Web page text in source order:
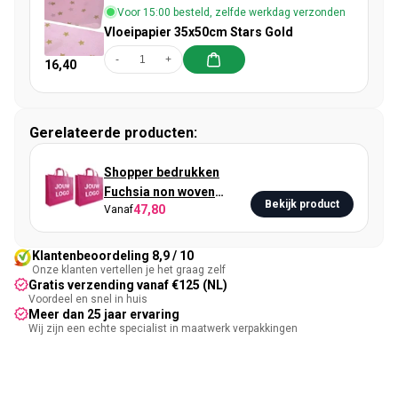
16,40
Voor 15:00 besteld, zelfde werkdag verzonden
Vloeipapier 35x50cm Stars Gold
- +
Gerelateerde producten:
Shopper bedrukken
Fuchsia non woven
54x14x45cm - Spoed
Vanaf47,80 Bekijk product
Klantenbeoordeling 8,9 / 10
Onze klanten vertellen je het graag zelf
Gratis verzending vanaf €125 (NL)
Voordeel en snel in huis
Meer dan 25 jaar ervaring
Wij zijn een echte specialist in maatwerk verpakkingen